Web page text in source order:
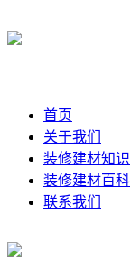
首页
关于我们
装修建材知识
装修建材百科
联系我们